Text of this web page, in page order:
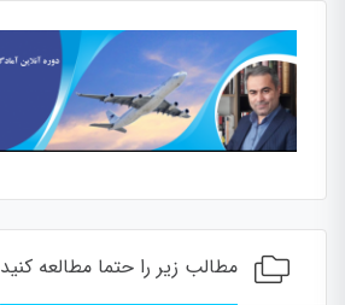
مطالب زیر را حتما مطالعه کنید